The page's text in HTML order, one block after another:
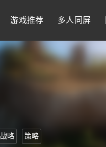
游戏推荐 多人同屏
战略 策略